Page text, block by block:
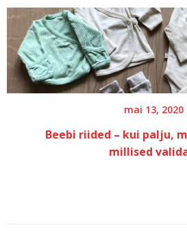
mai 13, 2020
Beebi riided – kui palju,
millised